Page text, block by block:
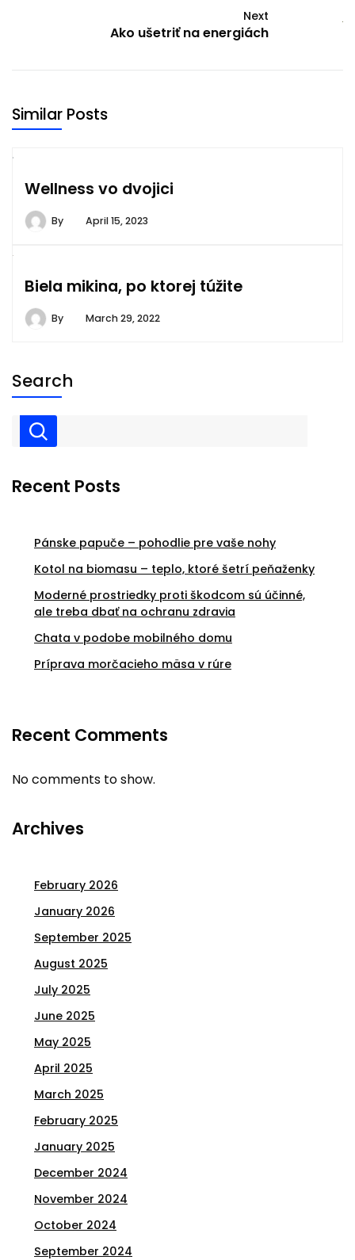
Next
Ako ušetriť na energiách
Similar Posts
Wellness vo dvojici
By April 15, 2023
Biela mikina, po ktorej túžite
By March 29, 2022
Search
Recent Posts
Pánske papuče – pohodlie pre vaše nohy
Kotol na biomasu – teplo, ktoré šetrí peňaženky
Moderné prostriedky proti škodcom sú účinné,
ale treba dbať na ochranu zdravia
Chata v podobe mobilného domu
Príprava morčacieho mäsa v rúre
Recent Comments
No comments to show.
Archives
February 2026
January 2026
September 2025
August 2025
July 2025
June 2025
May 2025
April 2025
March 2025
February 2025
January 2025
December 2024
November 2024
October 2024
September 2024